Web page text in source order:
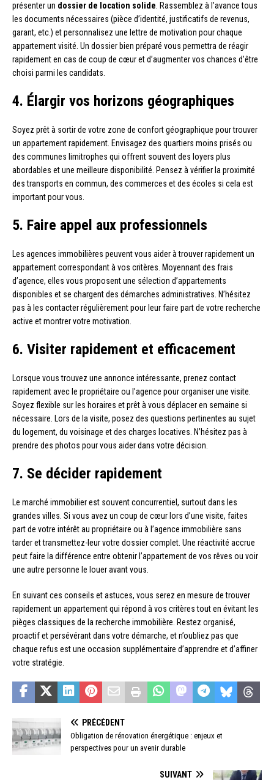
présenter un dossier de location solide . Rassemblez à l’avance tous
les documents nécessaires (pièce d’identité, justificatifs de revenus,
garant, etc.) et personnalisez une lettre de motivation pour chaque
appartement visité. Un dossier bien préparé vous permettra de réagir
rapidement en cas de coup de cœur et d’augmenter vos chances d’être
choisi parmi les candidats.
4. Élargir vos horizons géographiques
Soyez prêt à sortir de votre zone de confort géographique pour trouver
un appartement rapidement. Envisagez des quartiers moins prisés ou
des communes limitrophes qui offrent souvent des loyers plus
abordables et une meilleure disponibilité. Pensez à vérifier la proximité
des transports en commun, des commerces et des écoles si cela est
important pour vous.
5. Faire appel aux professionnels
Les agences immobilières peuvent vous aider à trouver rapidement un
appartement correspondant à vos critères. Moyennant des frais
d’agence, elles vous proposent une sélection d’appartements
disponibles et se chargent des démarches administratives. N’hésitez
pas à les contacter régulièrement pour leur faire part de votre recherche
active et montrer votre motivation.
6. Visiter rapidement et efficacement
Lorsque vous trouvez une annonce intéressante, prenez contact
rapidement avec le propriétaire ou l’agence pour organiser une visite.
Soyez flexible sur les horaires et prêt à vous déplacer en semaine si
nécessaire. Lors de la visite, posez des questions pertinentes au sujet
du logement, du voisinage et des charges locatives. N’hésitez pas à
prendre des photos pour vous aider dans votre décision.
7. Se décider rapidement
Le marché immobilier est souvent concurrentiel, surtout dans les
grandes villes. Si vous avez un coup de cœur lors d’une visite, faites
part de votre intérêt au propriétaire ou à l’agence immobilière sans
tarder et transmettez-leur votre dossier complet. Une réactivité accrue
peut faire la différence entre obtenir l’appartement de vos rêves ou voir
une autre personne le louer avant vous.
En suivant ces conseils et astuces, vous serez en mesure de trouver
rapidement un appartement qui répond à vos critères tout en évitant les
pièges classiques de la recherche immobilière. Restez organisé,
proactif et persévérant dans votre démarche, et n’oubliez pas que
chaque refus est une occasion supplémentaire d’apprendre et d’affiner
votre stratégie.
PRÉCÉDENT
Obligation de rénovation énergétique : enjeux et
perspectives pour un avenir durable
SUIVANT